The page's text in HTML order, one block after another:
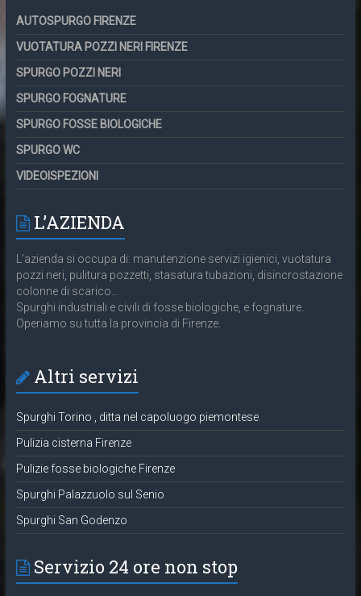
AUTOSPURGO FIRENZE
VUOTATURA POZZI NERI FIRENZE
SPURGO POZZI NERI
SPURGO FOGNATURE
SPURGO FOSSE BIOLOGICHE
SPURGO WC
VIDEOISPEZIONI
L’AZIENDA
L’azienda si occupa di: manutenzione servizi igienici, vuotatura
pozzi neri, pulitura pozzetti, stasatura tubazioni, disincrostazione
colonne di scarico…
Spurghi industriali e civili di fosse biologiche, e fognature.
Operiamo su tutta la provincia di Firenze.
Altri servizi
Spurghi Torino , ditta nel capoluogo piemontese
Pulizia cisterna Firenze
Pulizie fosse biologiche Firenze
Spurghi Palazzuolo sul Senio
Spurghi San Godenzo
Servizio 24 ore non stop